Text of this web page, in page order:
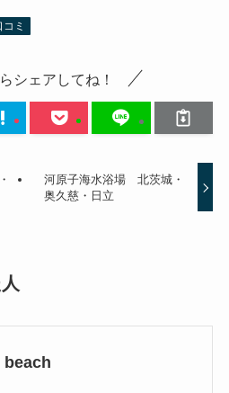
ミ
シェアしてね！
河原子海水浴場 北茨城・
奥久慈・日立
beach